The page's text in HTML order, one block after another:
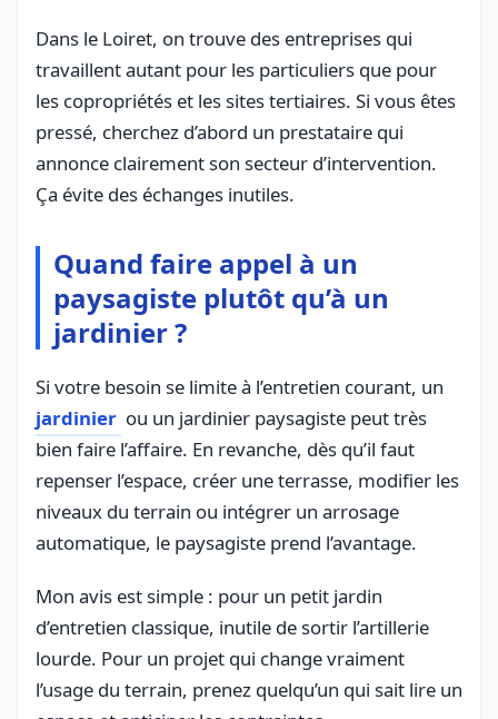
Dans le Loiret, on trouve des entreprises qui
travaillent autant pour les particuliers que pour
les copropriétés et les sites tertiaires. Si vous êtes
pressé, cherchez d’abord un prestataire qui
annonce clairement son secteur d’intervention.
Ça évite des échanges inutiles.
Quand faire appel à un
paysagiste plutôt qu’à un
jardinier ?
Si votre besoin se limite à l’entretien courant, un
jardinier ou un jardinier paysagiste peut très
bien faire l’affaire. En revanche, dès qu’il faut
repenser l’espace, créer une terrasse, modifier les
niveaux du terrain ou intégrer un arrosage
automatique, le paysagiste prend l’avantage.
Mon avis est simple : pour un petit jardin
d’entretien classique, inutile de sortir l’artillerie
lourde. Pour un projet qui change vraiment
l’usage du terrain, prenez quelqu’un qui sait lire un